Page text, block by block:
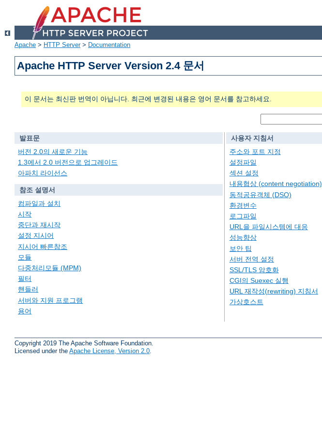
Apache > HTTP Server> Documentation
Apache HTTP Server Version 2.4 문서
이 문서는 최신판 번역이 아닙니다. 최근에 변경된 내용은 영어 문서를 참고하세요.
발표문
버전 2.0의 새로운 기능
1.3에서 2.0 버전으로 업그레이드
아파치 라이선스
참조 설명서
컴파일과 설치
시작
중단과 재시작
설정 지시어
지시어 빠른참조
모듈
다중처리모듈 (MPM)
필터
핸들러
서버와 지원 프로그램
용어
사용자 지침서
주소와 포트 지정
설정파일
섹션 설정
내용협상 (content negotiation)
동적공유객체 (DSO)
환경변수
로그파일
URL을 파일시스템에 대응
성능향상
보안 팁
서버 전역 설정
SSL/TLS 암호화
CGI의 Suexec 실행
URL 재작성(rewriting) 지침서
가상호스트
Copyright 2019 The Apache Software Foundation.
Licensed under the Apache License, Version 2.0